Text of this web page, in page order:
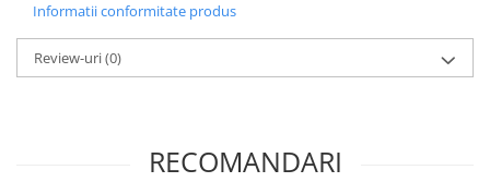
din aria sa de acoperire.
Informatii conformitate produs
Review-uri(0)
RECOMANDARI